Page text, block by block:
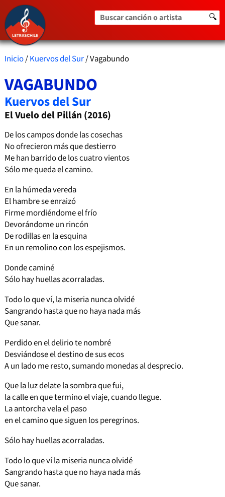
Buscar canción o artista 🔍
Inicio/Kuervos del Sur/ Vagabundo
VAGABUNDO
Kuervos del Sur
El Vuelo del Pillán (2016)
De los campos donde las cosechas
No ofrecieron más que destierro
Me han barrido de los cuatro vientos
Sólo me queda el camino.
En la húmeda vereda
El hambre se enraizó
Firme mordiéndome el frío
Devorándome un rincón
De rodillas en la esquina
En un remolino con los espejismos.
Donde caminé
Sólo hay huellas acorraladas.
Todo lo que ví, la miseria nunca olvidé
Sangrando hasta que no haya nada más
Que sanar.
Perdido en el delirio te nombré
Desviándose el destino de sus ecos
A un lado me resto, sumando monedas al desprecio.
Que la luz delate la sombra que fui,
la calle en que termino el viaje, cuando llegue.
La antorcha vela el paso
en el camino que siguen los peregrinos.
Sólo hay huellas acorraladas.
Todo lo que ví la miseria nunca olvidé
Sangrando hasta que no haya nada más
Que sanar.